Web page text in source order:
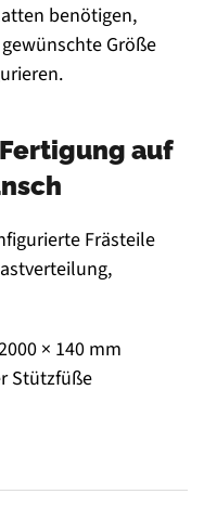
benötigen,
Größe
auf
Frästeile
× 140 mm
Stützfüße